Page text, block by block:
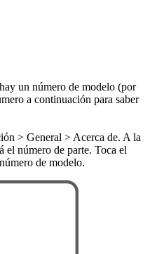
un número de modelo (por
a continuación para saber
> General > Acerca de. A la
el número de parte. Toca el
de modelo.